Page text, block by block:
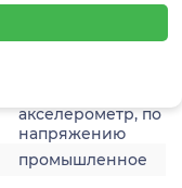
акселерометр, по
напряжению
промышленное